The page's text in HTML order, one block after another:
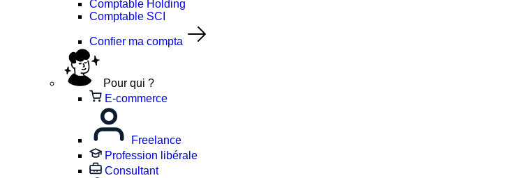
Comptable Holding
Comptable SCI
Confier ma compta
Pour qui ?
E-commerce
Freelance
Profession libérale
Consultant